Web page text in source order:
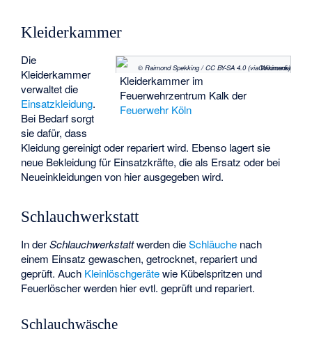
Kleiderkammer
© Raimond Spekking / CC BY-SA 4.0 (via Wikimedia Commons)
Kleiderkammer im
Feuerwehrzentrum Kalk der
Feuerwehr Köln
Die
Kleiderkammer
verwaltet die
Einsatzkleidung.
Bei Bedarf sorgt
sie dafür, dass
Kleidung gereinigt oder repariert wird. Ebenso lagert sie
neue Bekleidung für Einsatzkräfte, die als Ersatz oder bei
Neueinkleidungen von hier ausgegeben wird.
Schlauchwerkstatt
In derSchlauchwerkstattwerden dieSchläuche nach
einem Einsatz gewaschen, getrocknet, repariert und
geprüft. Auch Kleinlöschgerätewie Kübelspritzen und
Feuerlöscher werden hier evtl. geprüft und repariert.
Schlauchwäsche